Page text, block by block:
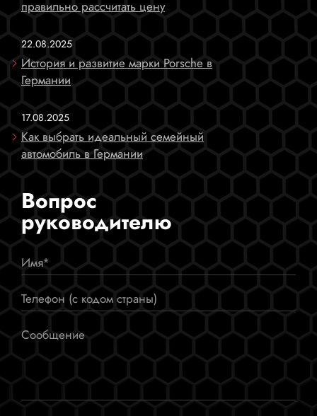
правильно рассчитать цену
22.08.2025
История и развитие марки Porsche в
Германии
17.08.2025
Как выбрать идеальный семейный
автомобиль в Германии
Вопрос
руководителю